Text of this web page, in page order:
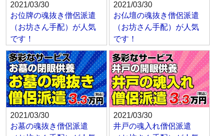
2021/03/30
お位牌の魂抜き僧侶派遣
（お坊さん手配）が人気
です！
2021/03/30
お仏壇の魂抜き僧侶派遣
（お坊さん手配）が人気
です！
2021/03/30
お墓の魂抜き僧侶派遣
2021/03/30
井戸の魂入れ僧侶派遣